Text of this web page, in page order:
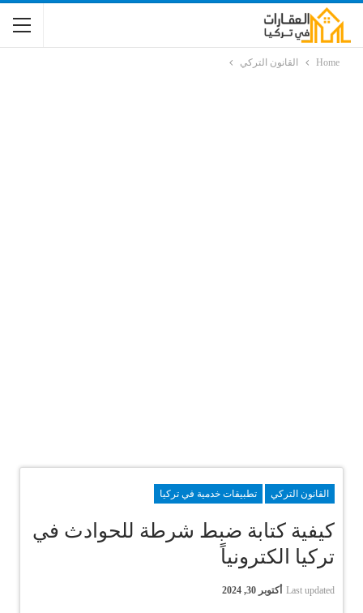
Home القانون التركي
القانون التركي تطبيقات خدمية في تركيا
كيفية كتابة ضبط شرطة للحوادث في
تركيا الكترونياً
Last updated أكتوبر 30, 2024